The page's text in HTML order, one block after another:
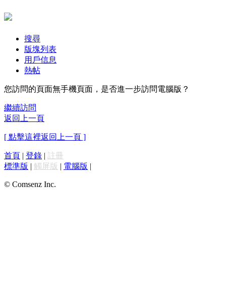
搜尋
版塊列表
用戶信息
熱帖
您訪問的頁面無手機頁面，是否進一步訪問電腦版？
繼續訪問
返回上一頁
[ 點擊這裡返回上一頁 ]
首頁 | 登錄 | 註冊
標準版 | 觸屏版 | 電腦版 |
© Comsenz Inc.